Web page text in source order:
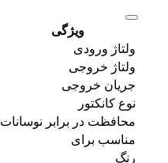
ویژگی
ولتاژ ورودی
ولتاژ خروجی
جریان خروجی
نوع کانکتور
محافظت در برابر نوسانات
مناسب برای
رنگ